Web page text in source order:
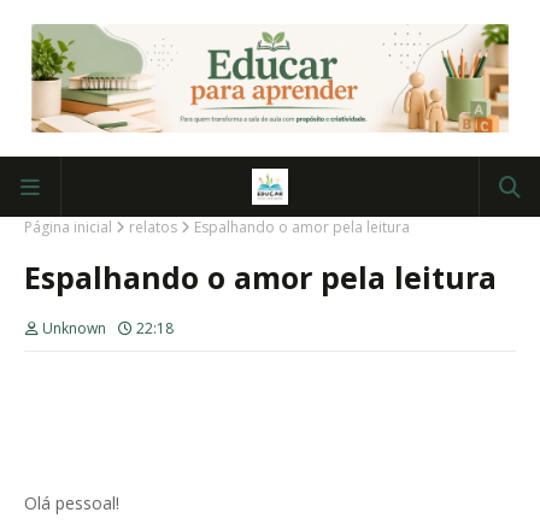
Página inicial relatos Espalhando o amor pela leitura
Espalhando o amor pela leitura
Unknown 22:18
Olá pessoal!